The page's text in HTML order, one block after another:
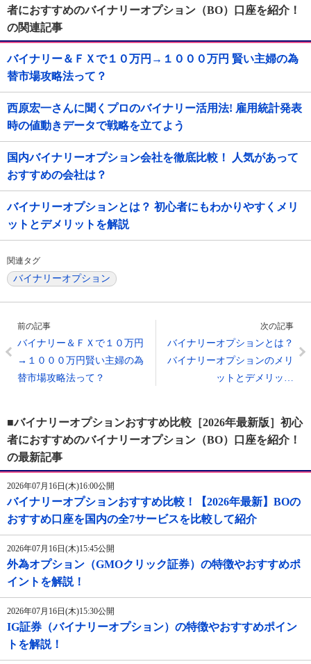
者におすすめのバイナリーオプション（BO）口座を紹介！
の関連記事
バイナリー＆ＦＸで１０万円→１０００万円 賢い主婦の為
替市場攻略法って？
西原宏一さんに聞くプロのバイナリー活用法! 雇用統計発表
時の値動きデータで戦略を立てよう
国内バイナリーオプション会社を徹底比較！ 人気があって
おすすめの会社は？
バイナリーオプションとは？ 初心者にもわかりやすくメリ
ットとデメリットを解説
関連タグ
バイナリーオプション
前の記事
バイナリー＆ＦＸで１０万円
→１０００万円賢い主婦の為
替市場攻略法って？
次の記事
バイナリーオプションとは？
バイナリーオプションのメリ
ットとデメリッ…
■バイナリーオプションおすすめ比較［2026年最新版］初心
者におすすめのバイナリーオプション（BO）口座を紹介！
の最新記事
2026年07月16日(木)16:00公開
バイナリーオプションおすすめ比較！【2026年最新】BOの
おすすめ口座を国内の全7サービスを比較して紹介
2026年07月16日(木)15:45公開
外為オプション（GMOクリック証券）の特徴やおすすめポ
イントを解説！
2026年07月16日(木)15:30公開
IG証券（バイナリーオプション）の特徴やおすすめポイン
トを解説！